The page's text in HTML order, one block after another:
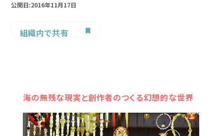
公開日:2016年11月17日
組織内で共有
海の無残な現実と創作者のつくる幻想的な世界